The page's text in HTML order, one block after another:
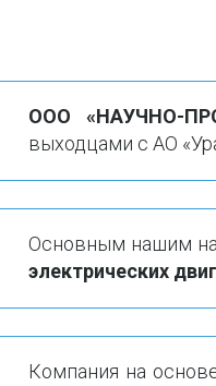
ООО «НАУЧНО-
выходцами с АО
Основным нашим
электрических
Компания на